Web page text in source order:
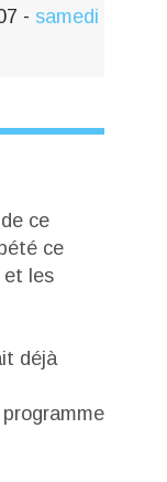
- samedi
ce
ce
et les
déjà